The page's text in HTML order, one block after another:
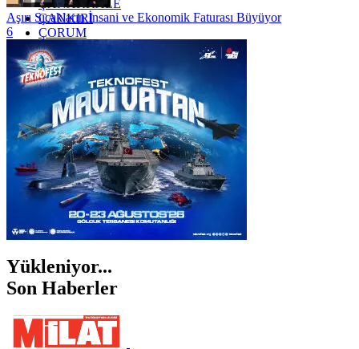
ÇANAKKALE
ÇANKIRI
ÇORUM
İSTANBUL
İZMİR
ŞANLIURFA
ŞIRNAK
Aşırı Sıcakların İnsani ve Ekonomik Faturası Büyüyor
6
Yükleniyor...
Son Haberler